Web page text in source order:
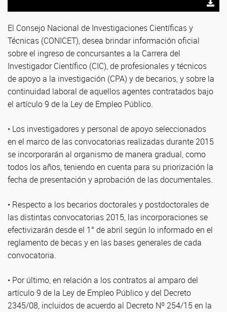
El Consejo Nacional de Investigaciones Científicas y
Técnicas (CONICET), desea brindar información oficial
sobre el ingreso de concursantes a la Carrera del
Investigador Científico (CIC), de profesionales y técnicos
de apoyo a la investigación (CPA) y de becarios, y sobre la
continuidad laboral de aquellos agentes contratados bajo
el artículo 9 de la Ley de Empleo Público.
• Los investigadores y personal de apoyo seleccionados
en el marco de las convocatorias realizadas durante 2015
se incorporarán al organismo de manera gradual, como
todos los años, teniendo en cuenta para su priorización la
fecha de presentación y aprobación de las documentales.
• Respecto a los becarios doctorales y postdoctorales de
las distintas convocatorias 2015, las incorporaciones se
efectivizarán desde el 1° de abril según lo informado en el
reglamento de becas y en las bases generales de cada
convocatoria.
• Por último, en relación a los contratos al amparo del
artículo 9 de la Ley de Empleo Público y del Decreto
2345/08, incluidos de acuerdo al Decreto Nº 254/15 en la